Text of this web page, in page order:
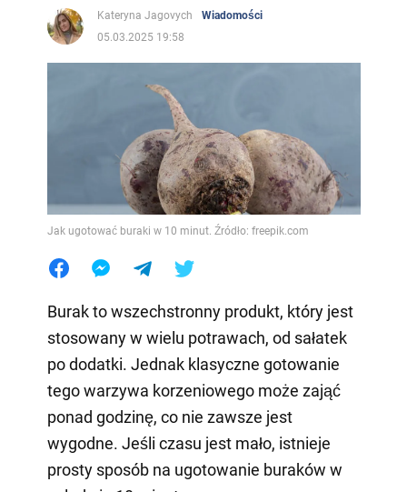
Kateryna Jagovych
Wiadomości
05.03.2025 19:58
Jak ugotować buraki w 10 minut. Źródło: freepik.com
Burak to wszechstronny produkt, który jest
stosowany w wielu potrawach, od sałatek
po dodatki. Jednak klasyczne gotowanie
tego warzywa korzeniowego może zająć
ponad godzinę, co nie zawsze jest
wygodne. Jeśli czasu jest mało, istnieje
prosty sposób na ugotowanie buraków w